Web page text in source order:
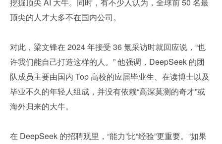
挖掘顶尖 AI 大牛。同时，有不少人认为，全球前 50 名最
顶尖的人才大多不在国内公司。
对此，梁文锋在 2024 年接受 36 氪采访时就回应说，“也
许我们能自己打造这样的人。” 他强调，DeepSeek 的团
队成员主要由国内 Top 高校的应届毕业生、在读博士以及
毕业不久的年轻人组成，并没有依赖“高深莫测的奇才”或
海外归来的大牛。
在 DeepSeek 的招聘观里，“能力”比“经验”更重要。“如果